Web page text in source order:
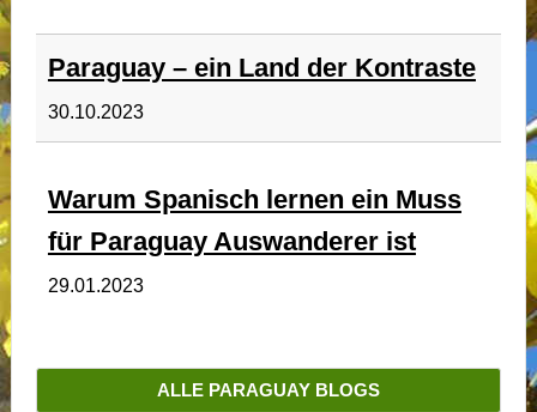
Paraguay – ein Land der Kontraste
30.10.2023
Warum Spanisch lernen ein Muss
für Paraguay Auswanderer ist
29.01.2023
ALLE PARAGUAY BLOGS